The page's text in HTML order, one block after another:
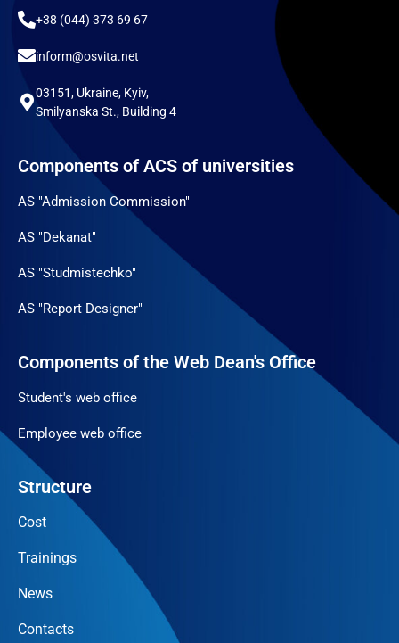
+38 (044) 373 69 67
inform@osvita.net
03151, Ukraine, Kyiv,
Smilyanska St., Building 4
Components of ACS of universities
AS "Admission Commission"
AS "Dekanat"
AS "Studmistechko"
AS "Report Designer"
Components of the Web Dean's Office
Student's web office
Employee web office
Structure
Cost
Trainings
News
Contacts